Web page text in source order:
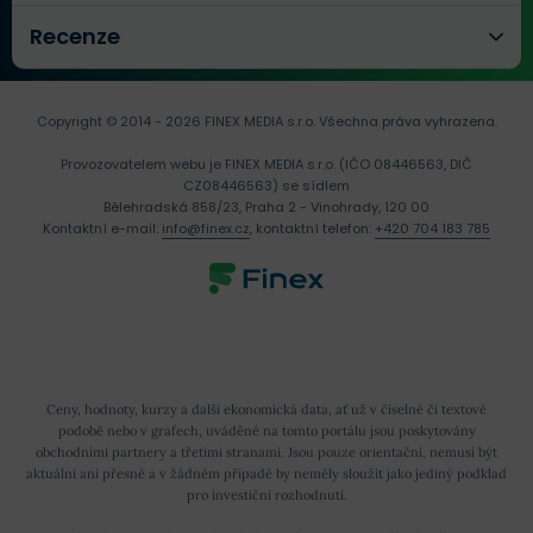
Bitcoin, dokud uživatel B (jenž vlastní Ether)
nedostane do úschovy Ether a naopak. Oba
uživatelé mohou swap zrušit, pokud například
cena směnečného aktiva klesne a tento swap již
nebude mít požadovaný výnos. Zároveň nelze
tento swap použít za účelem vytvoření
kolateralizovaných derivátů na bázi různých
blockchainů (například opce BTC/ETH, kde ETH
Některé kryptopeněženky, jako je třeba Exodus,
umožňují směnu různých kryptoaktiv, avšak za
podmínky spreadu, který činí 2 až 5 %.
Recenze
Ceny, hodnoty, kurzy a další ekonomická data, ať už v číselné či textové
podobě nebo v grafech, uváděné na tomto portálu jsou poskytovány
obchodními partnery a třetími stranami. Jsou pouze orientační, nemusí být
aktuální ani přesné a v žádném případě by neměly sloužit jako jediný podklad
pro investiční rozhodnutí.
Copyright © 2014 - 2026 FINEX MEDIA s.r.o.Všechna práva vyhrazena.
Provozovatelem webu je FINEX MEDIA s.r.o. (IČO 08446563, DIČ
CZ08446563) se sídlem
Bělehradská 858/23, Praha 2 - Vinohrady, 120 00
Kontaktní e-mail: info@finex.cz, kontaktní telefon: +420 704 183 785